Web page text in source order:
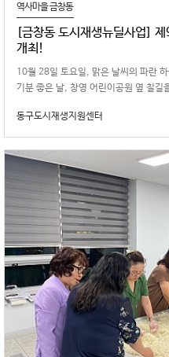
역사마을 금창동
[금창동 도시재생뉴딜사업]
개최!
10월 28일 토요일, 맑은 날씨의 파란
기분 좋은 날, 창영 어린이공원 옆 철길
동구도시재생지원센터